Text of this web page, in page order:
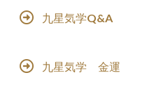
九星気学Q&A
九星気学 金運